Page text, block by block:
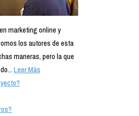
marketing online y
los autores de esta
maneras, pero la que
Leer Más